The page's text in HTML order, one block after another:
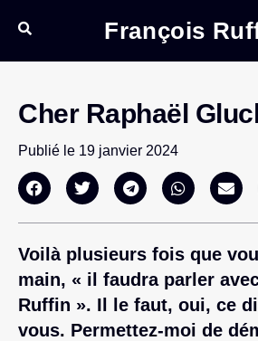
François
Cher Raphaël
Publié le 19 janvier 2024
Voilà plusieurs fois que
main, « il faudra parler
Ruffin ». Il le faut, oui, ce
vous. Permettez-moi de